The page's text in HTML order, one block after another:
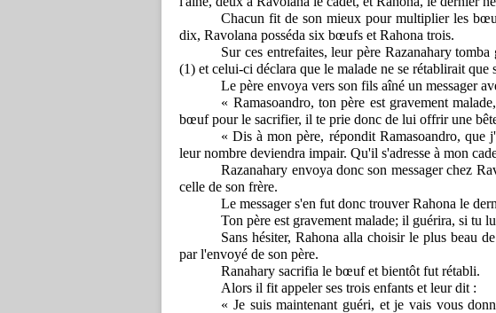
Chacun fit de son mieux pour multiplier les
dix, Ravolana posséda six bœufs et Rahona trois.
Sur ces entrefaites, leur père Razanahary tomba
(1) et celui-ci déclara que le malade ne se rétablirait que
Le père envoya vers son fils aîné un messager
« Ramasoandro, ton père est gravement malade,
bœuf pour le sacrifier, il te prie donc de lui offrir une
«Dis à mon père, répondit Ramasoandro, que
leur nombre deviendra impair. Qu'il s'adresse à mon
Razanahary envoya donc son messager chez
celle de son frère.
Le messager s'en fut donc trouver Rahona le
Ton père est gravement malade; il guérira, si tu
Sans hésiter, Rahona alla choisir le plus beau
par l'envoyé de son père.
Ranahary sacrifia le bœuf et bientôt fut rétabli.
Alors il fit appeler ses trois enfants et leur dit :
« Je suis maintenant guéri, et je vais vous